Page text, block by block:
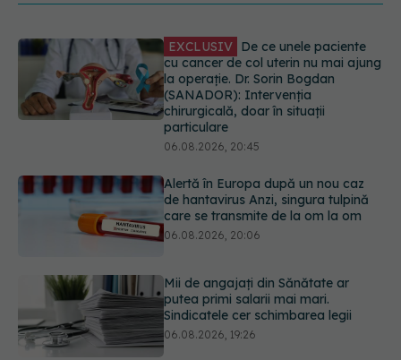
Alertă în Europa după un nou caz
de hantavirus Anzi, singura tulpină
care se transmite de la om la om
06.08.2026, 20:06
Mii de angajați din Sănătate ar
Sindicatele cer schimbarea legii
06.08.2026, 19:26
Sorin Bogdan (SANADOR): Chirurgia
este indicată doar punctual, pentru
anumite categorii de paciente
06.08.2026, 19:05